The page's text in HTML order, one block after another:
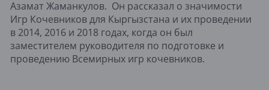
Азамат Жаманкулов. Он рассказал о значимости
Игр Кочевников для Кыргызстана и их проведении
в 2014, 2016 и 2018 годах, когда он был
заместителем руководителя по подготовке и
проведению Всемирных игр кочевников.